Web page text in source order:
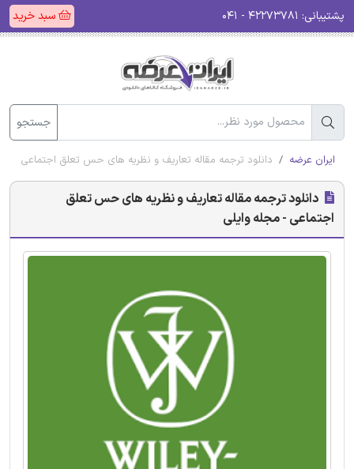
پشتیبانی: سبد خرید
جستجو
ایران عرضه دانلود ترجمه مقاله تعاریف و نظریه های حس تعلق اجتماعی -
دانلود ترجمه مقاله تعاریف و نظریه های حس تعلق
اجتماعی - مجله وایلی